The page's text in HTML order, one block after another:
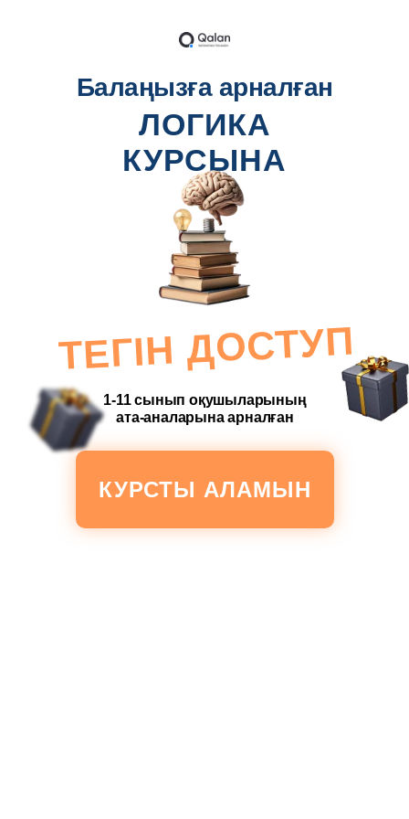
ЛОГИКА
КУРСЫНА
КУРСТЫ АЛАМЫН
Балаңызға арналған
1-11 сынып оқушыларының
ата-аналарына арналған
ТЕГІН ДОСТУП